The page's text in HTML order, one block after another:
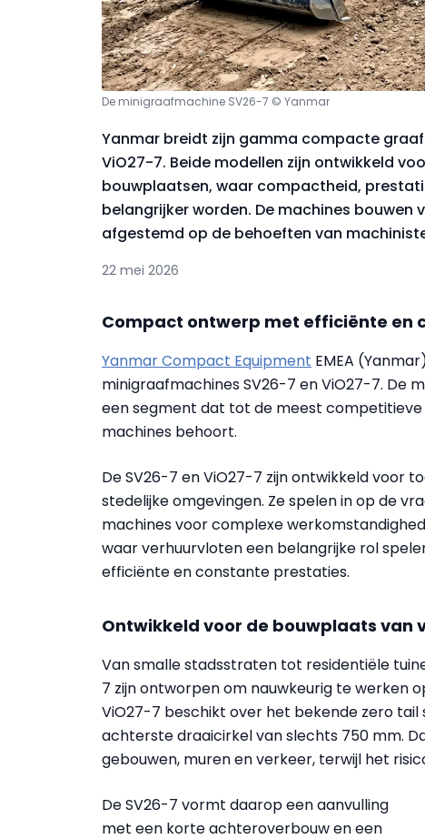
De minigraafmachine SV26-7 © Yanmar
Yanmar breidt zijn gamma compacte
ViO27-7. Beide modellen zijn ontwikkeld
bouwplaatsen, waar compactheid,
belangrijker worden. De machines
afgestemd op de behoeften van
22 mei 2026
Compact ontwerp met efficiënte en
Yanmar Compact Equipment EMEA
minigraafmachines SV26-7 en ViO27-7. De
een segment dat tot de meest
machines behoort.
De SV26-7 en ViO27-7 zijn ontwikkeld voor
stedelijke omgevingen. Ze spelen in op de
machines voor complexe
waar verhuurvloten een belangrijke rol
efficiënte en constante prestaties.
Ontwikkeld voor de bouwplaats van
Van smalle stadsstraten tot residentiële
7 zijn ontworpen om nauwkeurig te werken
ViO27-7 beschikt over het bekende zero
achterste draaicirkel van slechts 750 mm.
gebouwen, muren en verkeer, terwijl het
De SV26-7 vormt daarop een aanvulling
met een korte achteroverbouw en een